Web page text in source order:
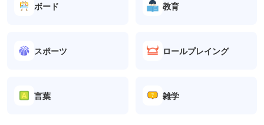
ボード 教育
スポーツ ロールプレイング
言葉 雑学